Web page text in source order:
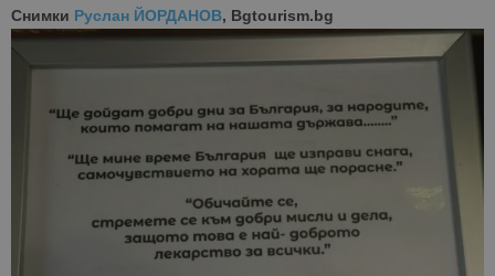
Снимки Руслан ЙОРДАНОВ, Bgtourism.bg